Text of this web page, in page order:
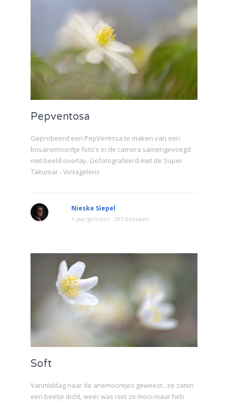
Pepventosa
Geprobeerd een PepVentosa te maken van een
bosanemoontje foto's in de camera samengevoegd
met beeld overlay. Gefotografeerd met de Super
Takumar - Vintagelens
Nieske Siepel
1 jaar geleden 393 Bekeken
Soft
Vanmiddag naar de anemoontjes geweest.. ze zaten
een beetje dicht, weer was niet zo mooi maar heb